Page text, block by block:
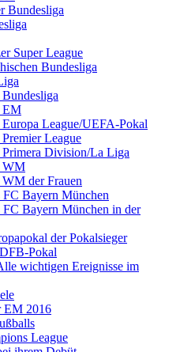
Bundesliga
Super League
Bundesliga
EM
League/UEFA-Pokal
League
Division/La Liga
WM
der Frauen
FC Bayern München
Bayern München in der
der Pokalsieger
Pokal
wichtigen Ereignisse im
EM 2016
League